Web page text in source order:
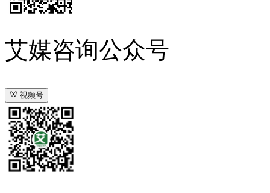
艾媒咨询公众号
视频号